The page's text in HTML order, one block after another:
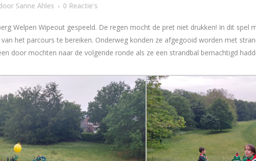
Sanne Ahles 0 Reactie's
Welpen Wipeout gespeeld. De regen mocht de pret niet drukken! In dit spel
het parcours te bereiken. Onderweg konden ze afgegooid worden met
door mochten naar de volgende ronde als ze een strandbal bemachtigd